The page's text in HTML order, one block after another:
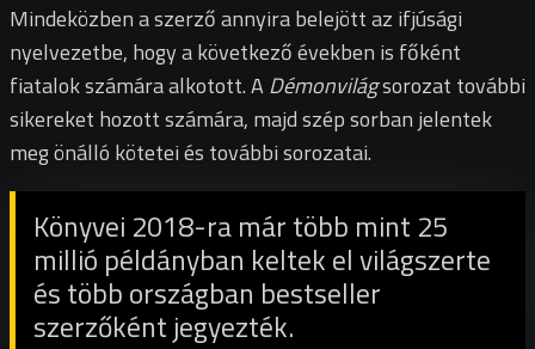
Mindeközben a szerző annyira belejött az ifjúsági
nyelvezetbe, hogy a következő években is főként
fiatalok számára alkotott. ADémonvilágsorozat további
sikereket hozott számára, majd szép sorban jelentek
meg önálló kötetei és további sorozatai.
Könyvei 2018-ra már több mint 25
millió példányban keltek el világszerte
és több országban bestseller
szerzőként jegyezték.